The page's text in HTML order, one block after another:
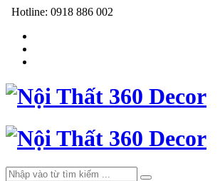
Hotline: 0918 886 002